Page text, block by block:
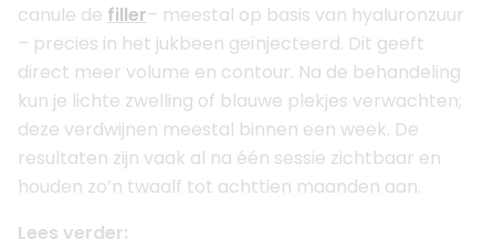
canule de filler– meestal op basis van hyaluronzuur
– precies in het jukbeen geïnjecteerd. Dit geeft
direct meer volume en contour. Na de behandeling
kun je lichte zwelling of blauwe plekjes verwachten;
deze verdwijnen meestal binnen een week. De
resultaten zijn vaak al na één sessie zichtbaar en
houden zo’n twaalf tot achttien maanden aan.
Lees verder: